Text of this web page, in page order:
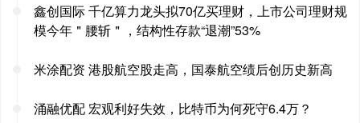
鑫创国际 千亿算力龙头拟70亿买理财，上市公司理财规
模今年＂腰斩＂，结构性存款“退潮”53%
米涂配资 港股航空股走高，国泰航空绩后创历史新高
涌融优配 宏观利好失效，比特币为何死守6.4万？